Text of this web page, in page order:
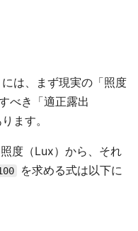
は、まず現実の「照度
べき「適正露出
ます。
度（Lux）から、それ
を求める式は以下に